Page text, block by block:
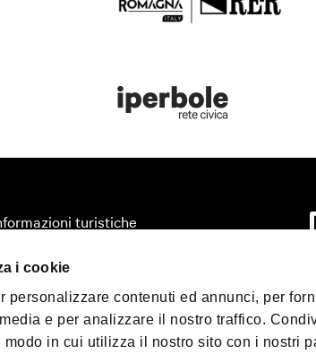
i cookie
personalizzare contenuti ed annunci, per
e per analizzare il nostro traffico.
in cui utilizza il nostro sito con i nostri
turistiche
accessibile
& Press